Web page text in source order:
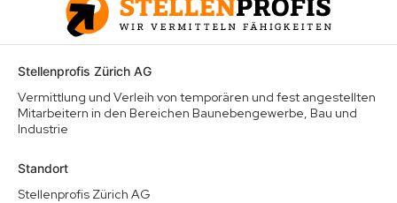
Stellenprofis Zürich AG
Vermittlung und Verleih von temporären und fest angestellten
Mitarbeitern in den Bereichen Baunebengewerbe, Bau und
Industrie
Standort
Stellenprofis Zürich AG